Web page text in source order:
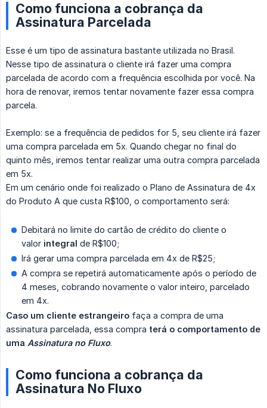
Como funciona a cobrança da
Assinatura Parcelada
Esse é um tipo de assinatura bastante utilizada no Brasil.
Nesse tipo de assinatura o cliente irá fazer uma compra
parcelada de acordo com a frequência escolhida por você. Na
hora de renovar, iremos tentar novamente fazer essa compra
parcela.
Exemplo: se a frequência de pedidos for 5, seu cliente irá fazer
uma compra parcelada em 5x. Quando chegar no final do
quinto mês, iremos tentar realizar uma outra compra parcelada
em 5x.
Em um cenário onde foi realizado o Plano de Assinatura de 4x
do Produto A que custa R$100, o comportamento será:
Debitará no limite do cartão de crédito do cliente o
valor integral de R$100;
Irá gerar uma compra parcelada em 4x de R$25;
A compra se repetirá automaticamente após o período de
4 meses, cobrando novamente o valor inteiro, parcelado
em 4x.
Caso um cliente estrangeiro faça a compra de uma
assinatura parcelada, essa compra terá o comportamento de
uma Assinatura no Fluxo.
Como funciona a cobrança da
Assinatura No Fluxo